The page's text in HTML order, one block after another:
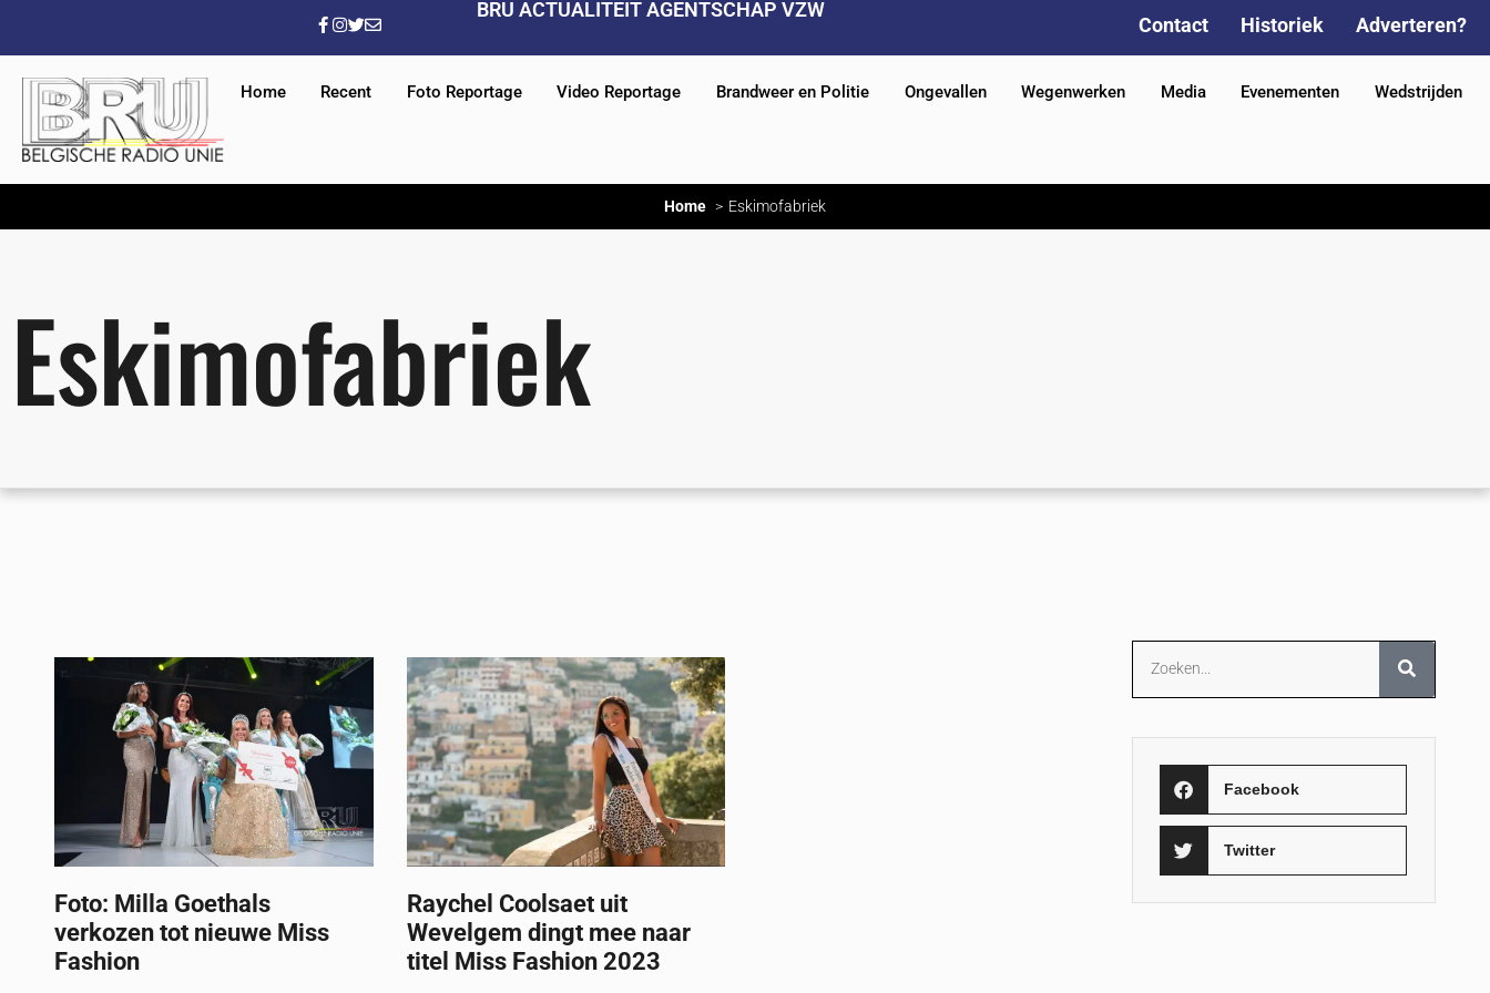
BRU ACTUALITEIT AGENTSCHAP VZW
Contact Historiek Adverteren?
Home Recent Foto Reportage Video Reportage Brandweer en Politie Ongevallen Wegenwerken Media Evenementen Wedstrijden
Home Eskimofabriek
Eskimofabriek
Foto: Milla Goethals
verkozen tot nieuwe Miss
Fashion
Raychel Coolsaet uit
Wevelgem dingt mee naar
titel Miss Fashion 2023
Facebook
Twitter